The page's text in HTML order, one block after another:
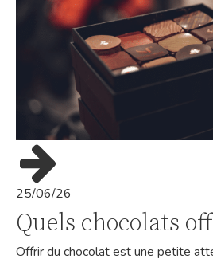
25/06/26
Quels chocolats
Offrir du chocolat est une petite